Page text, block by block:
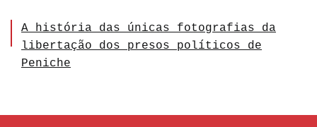
A história das únicas fotografias da
libertação dos presos políticos de
Peniche